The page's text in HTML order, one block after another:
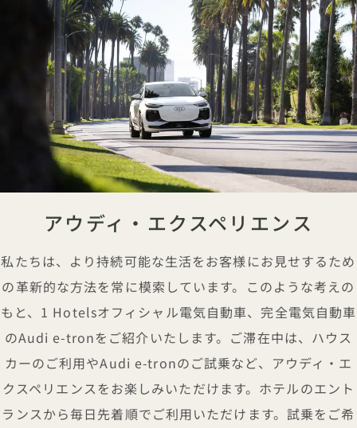
アウディ・エクスペリエンス
私たちは、より持続可能な生活をお客様にお見せするため
の革新的な方法を常に模索しています。このような考えの
もと、1 Hotelsオフィシャル電気自動車、完全電気自動車
のAudi e-tronをご紹介いたします。ご滞在中は、ハウス
カーのご利用やAudi e-tronのご試乗など、アウディ・エ
クスペリエンスをお楽しみいただけます。ホテルのエント
ランスから毎日先着順でご利用いただけます。試乗をご希